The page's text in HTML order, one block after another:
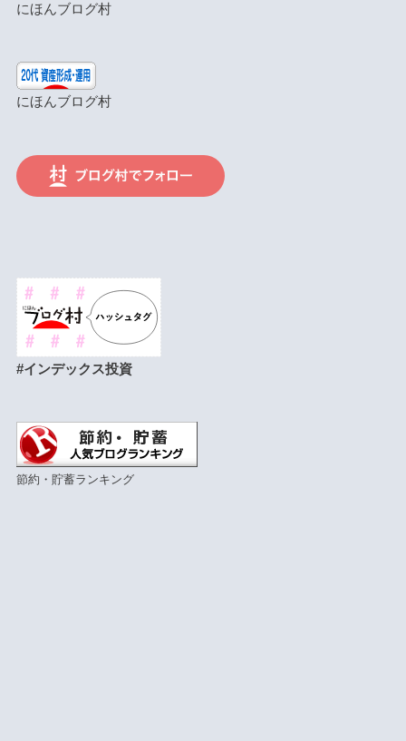
にほんブログ村
にほんブログ村
#インデックス投資
節約・貯蓄ランキング